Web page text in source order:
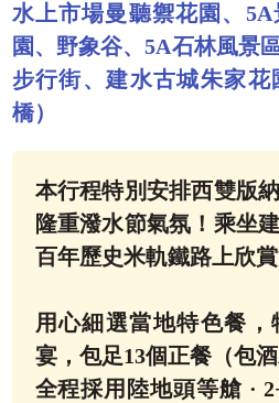
水上市場曼聽禦花園、
園、野象谷、5A石林風景
步行街、建水古城朱家
橋）
本行程特別安排西雙版
隆重潑水節氣氛！乘坐
百年歷史米軌鐵路上欣賞
用心細選當地特色餐
宴，包足13個正餐（包酒
全程採用陸地頭等艙 ·